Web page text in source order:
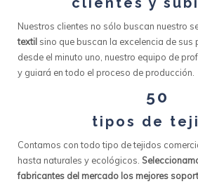
Nuestros clientes no sólo buscan nuestro
textil sino que buscan la excelencia de sus
desde el minuto uno, nuestro equipo de
y guiará en todo el proceso de producción.
50
tipos de
Contamos con todo tipo de tejidos
hasta naturales y ecológicos.
fabricantes del mercado los mejores